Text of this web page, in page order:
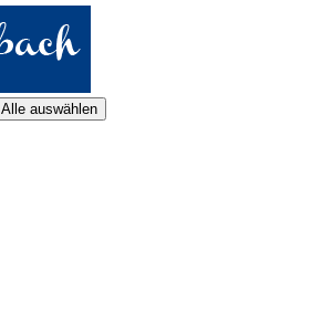
Alle auswählen